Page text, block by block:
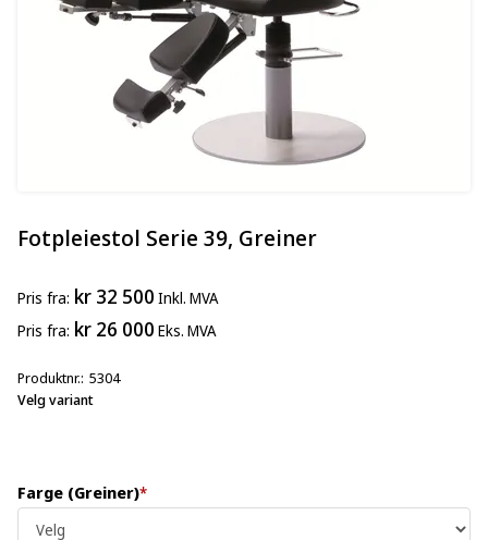
Fotpleiestol Serie 39, Greiner
Pris fra kr 32 500 Inkl. MVA
Pris fra kr 26 000 Eks. MVA
Produktnr. 5304
Velg variant
Farge (Greiner)*